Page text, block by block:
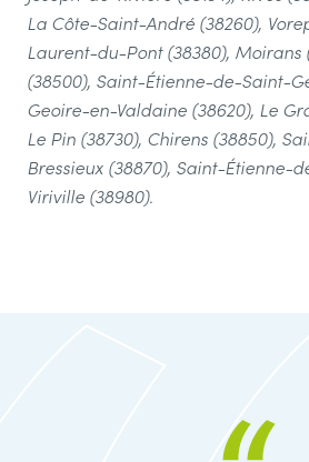
La Côte-Saint-André (38260),
Laurent-du-Pont (38380), Moirans
(38500), Saint-Étienne-de-Saint-
Geoire-en-Valdaine (38620), Le
Le Pin (38730), Chirens (38850),
Bressieux (38870), Saint-Étienne-
Viriville (38980).